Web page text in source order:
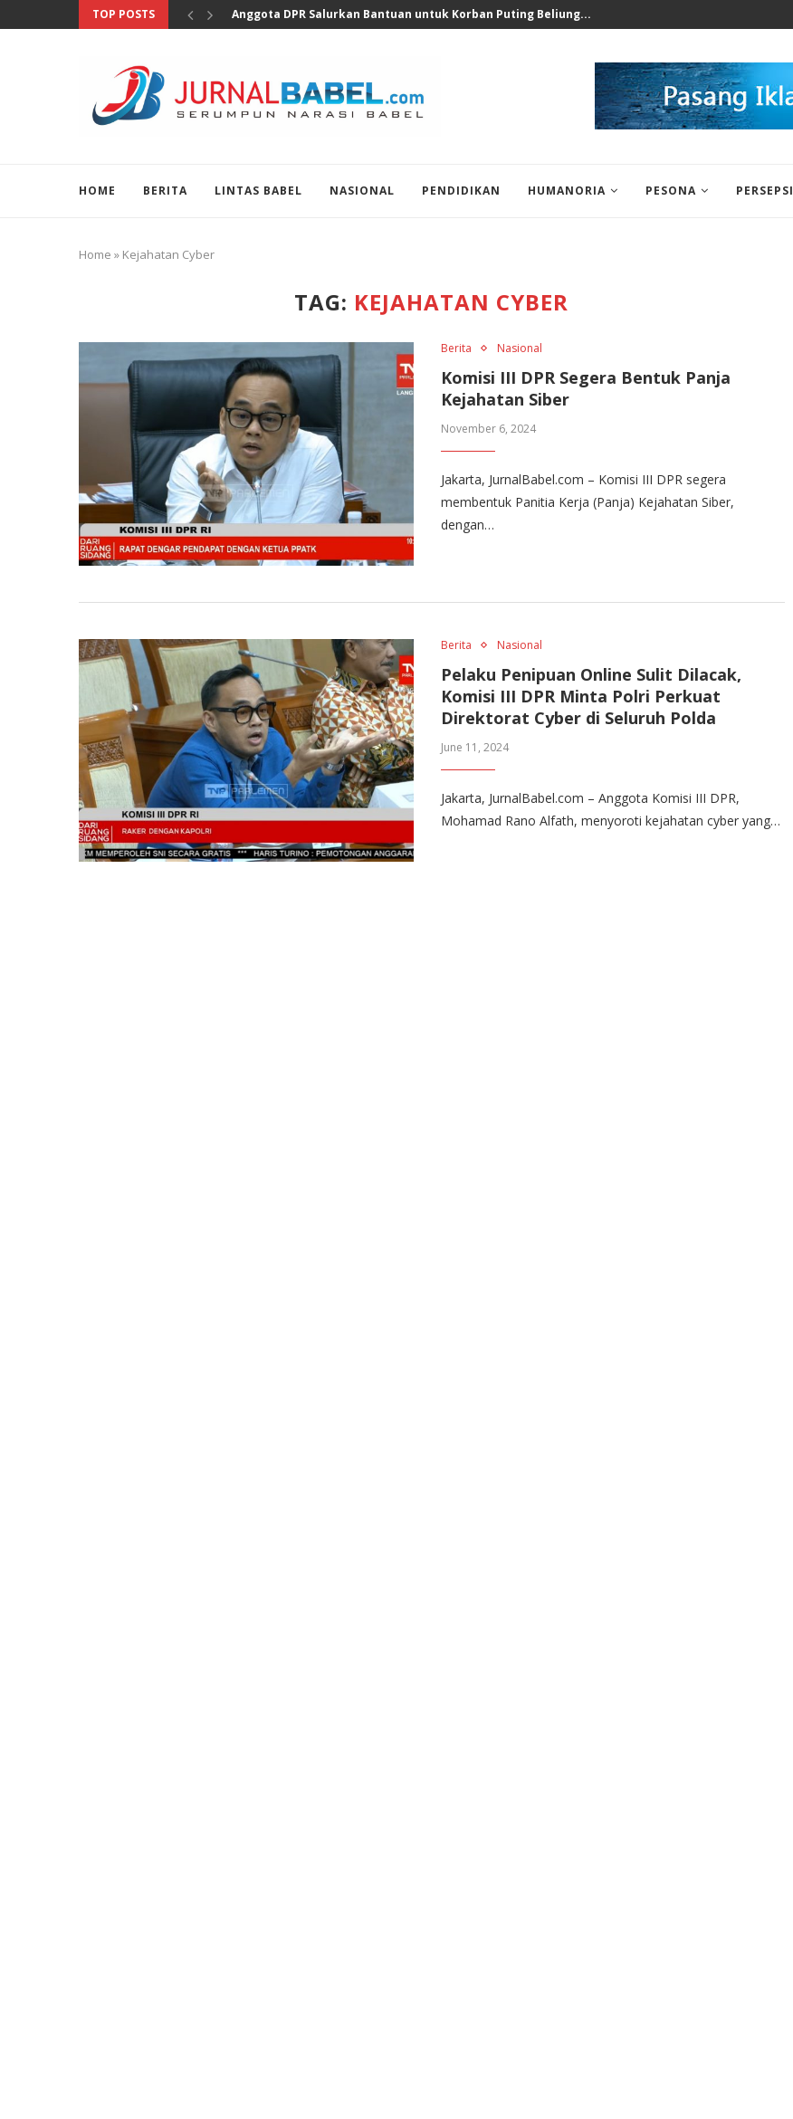
TOP POSTS Nakes Diduga Hina Pasien BPJS, Anggota Komisi IX...
HOME BERITA LINTAS BABEL NASIONAL PENDIDIKAN HUMANORIA PESONA PERSEPSI
Home » Kejahatan Cyber
TAG: KEJAHATAN CYBER
Berita Nasional
Komisi III DPR Segera Bentuk Panja
Kejahatan Siber
November 6, 2024
Jakarta, JurnalBabel.com – Komisi III DPR segera
membentuk Panitia Kerja (Panja) Kejahatan Siber,
dengan…
Berita Nasional
Pelaku Penipuan Online Sulit Dilacak,
Komisi III DPR Minta Polri Perkuat
Direktorat Cyber di Seluruh Polda
June 11, 2024
Jakarta, JurnalBabel.com – Anggota Komisi III DPR,
Mohamad Rano Alfath, menyoroti kejahatan cyber yang…